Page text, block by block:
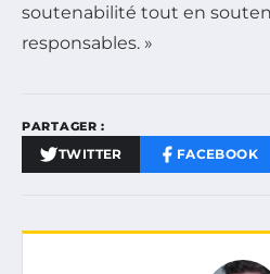
soutenabilité tout en
responsables. »
PARTAGER :
TWITTER FACEBOOK